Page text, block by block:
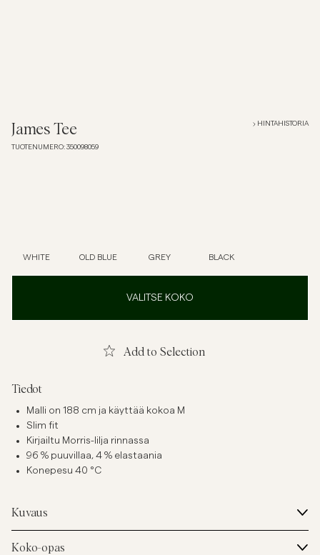
Paidat
T-paidat
AlusvaatteetAlusvaatteet
James Tee
TUOTENUMERO: 350098059
HINTAHISTORIA
WHITE OLD BLUE GREY BLACK
VALITSE KOKO
Add to Selection
Tiedot
Malli on 188 cm ja käyttää kokoa M
Slim fit
Kirjailtu Morris-lilja rinnassa
96 % puuvillaa, 4 % elastaania
Konepesu 40 °C
Kuvaus
Koko-opas